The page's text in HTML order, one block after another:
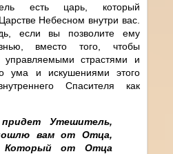
есть царь, который
Небесном внутри вас.
если вы позволите ему
вместо того, чтобы
управляемыми страстями и
ума и искушениями этого
Спасителя как
Утешитель,
вам от Отца,
Который от Отца